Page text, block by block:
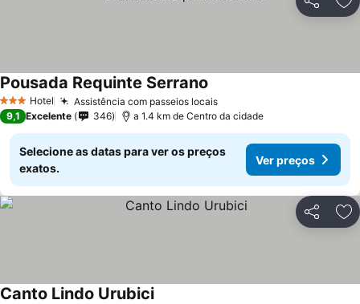
Partilhar
3 EstrelasHotel Assistência com passeios locais
Pousada Requinte Serrano
9,1 Excelente 346 a 1.4 km de Centro da cidade
Selecione as datas para ver os preços
exatos.
Ver preços
Partilhar
Canto Lindo Urubici